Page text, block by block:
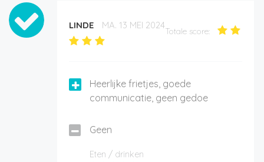
LINDE MA. 13 MEI 2024
Totale score:
Heerlijke frietjes, goede
communicatie, geen gedoe
Geen
Eten / drinken